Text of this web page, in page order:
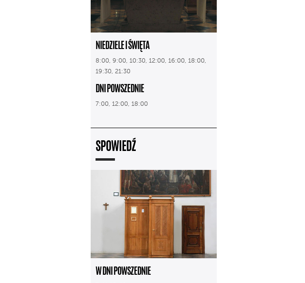
NIEDZIELE I ŚWIĘTA
8:00, 9:00, 10:30, 12:00, 16:00, 18:00,
19:30, 21:30
DNI POWSZEDNIE
7:00, 12:00, 18:00
SPOWIEDŹ
W DNI POWSZEDNIE